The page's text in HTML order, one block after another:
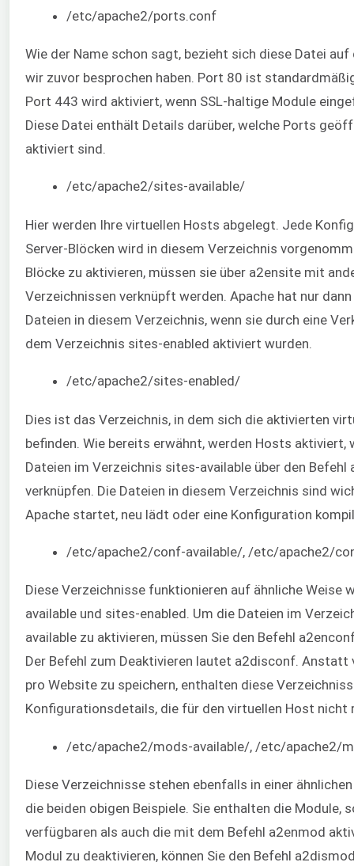
/etc/apache2/ports.conf
Wie der Name schon sagt, bezieht sich diese Datei auf
wir zuvor besprochen haben. Port 80 ist
Port 443 wird aktiviert, wenn SSL-haltige Module
Diese Datei enthält Details darüber, welche Ports
aktiviert sind.
/etc/apache2/sites-available/
Hier werden Ihre virtuellen Hosts abgelegt. Jede
Server-Blöcken wird in diesem Verzeichnis
Blöcke zu aktivieren, müssen sie über a2ensite mit
Verzeichnissen verknüpft werden. Apache hat nur
Dateien in diesem Verzeichnis, wenn sie durch eine
dem Verzeichnis sites-enabled aktiviert wurden.
/etc/apache2/sites-enabled/
Dies ist das Verzeichnis, in dem sich die aktivierten
befinden. Wie bereits erwähnt, werden Hosts aktiviert,
Dateien im Verzeichnis sites-available über den Befehl
verknüpfen. Die Dateien in diesem Verzeichnis sind
Apache startet, neu lädt oder eine Konfiguration
/etc/apache2/conf-available/, /etc/apache2/
Diese Verzeichnisse funktionieren auf ähnliche Weise
available und sites-enabled. Um die Dateien im
available zu aktivieren, müssen Sie den Befehl
Der Befehl zum Deaktivieren lautet a2disconf. Anstatt
pro Website zu speichern, enthalten diese
Konfigurationsdetails, die für den virtuellen Host nicht
/etc/apache2/mods-available/, /etc/apache2/
Diese Verzeichnisse stehen ebenfalls in einer
die beiden obigen Beispiele. Sie enthalten die Module,
verfügbaren als auch die mit dem Befehl a2enmod
Modul zu deaktivieren, können Sie den Befehl